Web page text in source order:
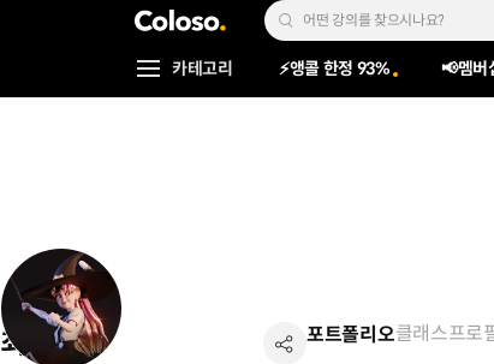
콜로소
Search Input
Coloso Menu
카테고리 ⚡앵콜 한정 93% 📢멤버
최재영 포트폴리오클래스프로